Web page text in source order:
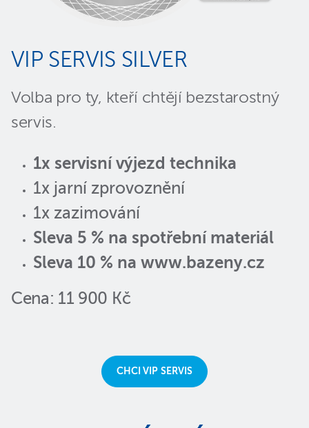
VIP SERVIS SILVER
Volba pro ty, kteří chtějí bezstarostný
servis.
1x servisní výjezd technika
1x jarní zprovoznění
1x zazimování
Sleva 5 % na spotřební materiál
Sleva 10 % na www.bazeny.cz
Cena: 11 900 Kč
CHCI VIP SERVIS